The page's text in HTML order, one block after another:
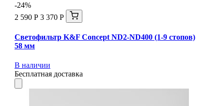
-24%
2 590 Р 3 370 Р
Светофильтр K&F Concept ND2-ND400 (1-9 стопов)
58 мм
В наличии
Бесплатная доставка